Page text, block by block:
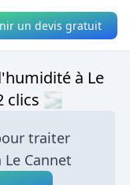
un devis gratuit
à Le
clics 🌫
traiter
Cannet